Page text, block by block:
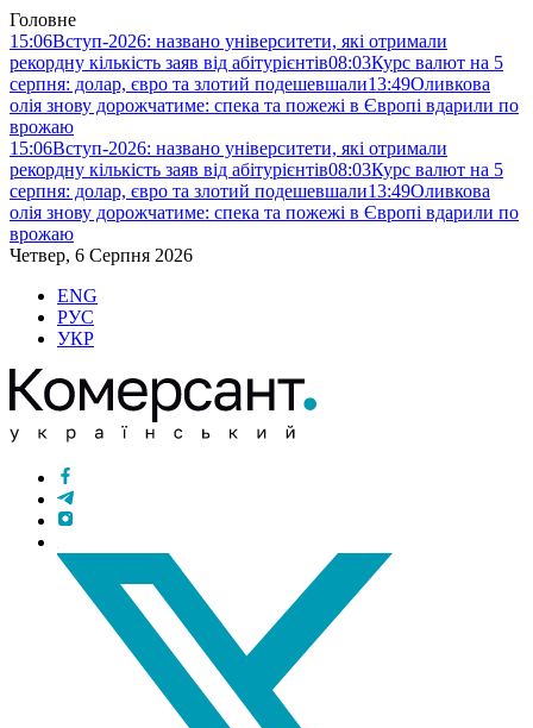
Головне
15:06Вступ-2026: названо університети, які отримали
рекордну кількість заяв від абітурієнтів08:03Курс валют на 5
серпня: долар, євро та злотий подешевшали13:49Оливкова
олія знову дорожчатиме: спека та пожежі в Європі вдарили по
врожаю
15:06Вступ-2026: названо університети, які отримали
рекордну кількість заяв від абітурієнтів08:03Курс валют на 5
серпня: долар, євро та злотий подешевшали13:49Оливкова
олія знову дорожчатиме: спека та пожежі в Європі вдарили по
врожаю
Четвер, 6 Серпня 2026
ENG
РУС
УКР